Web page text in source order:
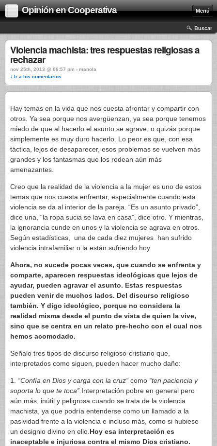
Opinión en Cooperativa Menú
Buscar
Violencia machista: tres respuestas religiosas a
rechazar
nov 25th, 2013 @ 06:57 pm › manola
↓ Ir a los comentarios
Hay temas en la vida que nos cuesta afrontar y compartir con
otros. Ya sea porque nos avergüenzan, ya sea porque tenemos
miedo de que al hacerlo el asunto se agrave, o quizás porque
simplemente es muy duro hacerlo. Lo peor es que, con esa
táctica, lejos de desaparecer, esos problemas se vuelven más
grandes y los fantasmas que los rodean aún más
amenazantes.
Creo que la realidad de la violencia a la mujer es uno de estos
temas que nos cuesta enfrentar, especialmente cuando esta
violencia se da al interior de la pareja. “Es un asunto privado”,
dice una, “la ropa sucia se lava en casa”, dice otro. Y mientras,
la ignorancia cunde en unos y la violencia se agrava en otros.
Según estadísticas, una de cada diez mujeres han sufrido
violencia intrafamiliar o la están sufriendo hoy.
Ahora, no sucede pocas veces, que cuando se enfrenta y
comparte, aparecen respuestas ideológicas que lejos de
ayudar, pueden agravar el asunto. Estas respuestas
pueden venir de muchos lados. Del discurso religioso
también. Y digo ideológico, porque no considera la
realidad misma desde el punto de vista de quien la vive,
sino que se centra en un relato pre-hecho con el cual nos
hemos acomodado.
Señalo tres tipos de discurso religioso-cristiano que,
interpretados como siguen, pueden hacer mucho daño:
1. “Confía en Dios y carga con la cruz” como “ten paciencia y
soporta lo que te toca”. Interpretación pobre en general pero
aún más, inútil y peligrosa cuando se trata de la violencia
machista, ya que podría entenderse como un llamado a la
pasividad frente a la violencia e incluso más, como si hubiese
un designio divino en ello. Hoy esa interpretación es
inaceptable e injuriosa contra el mismo Dios cristiano.